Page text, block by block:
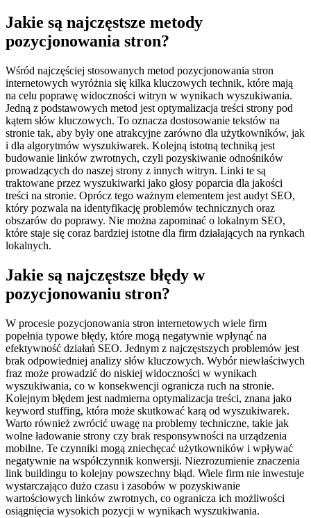
Jakie są najczęstsze metody
pozycjonowania stron?
Wśród najczęściej stosowanych metod pozycjonowania stron
internetowych wyróżnia się kilka kluczowych technik, które mają
na celu poprawę widoczności witryn w wynikach wyszukiwania.
Jedną z podstawowych metod jest optymalizacja treści strony pod
kątem słów kluczowych. To oznacza dostosowanie tekstów na
stronie tak, aby były one atrakcyjne zarówno dla użytkowników, jak
i dla algorytmów wyszukiwarek. Kolejną istotną techniką jest
budowanie linków zwrotnych, czyli pozyskiwanie odnośników
prowadzących do naszej strony z innych witryn. Linki te są
traktowane przez wyszukiwarki jako głosy poparcia dla jakości
treści na stronie. Oprócz tego ważnym elementem jest audyt SEO,
który pozwala na identyfikację problemów technicznych oraz
obszarów do poprawy. Nie można zapominać o lokalnym SEO,
które staje się coraz bardziej istotne dla firm działających na rynkach
lokalnych.
Jakie są najczęstsze błędy w
pozycjonowaniu stron?
W procesie pozycjonowania stron internetowych wiele firm
popełnia typowe błędy, które mogą negatywnie wpłynąć na
efektywność działań SEO. Jednym z najczęstszych problemów jest
brak odpowiedniej analizy słów kluczowych. Wybór niewłaściwych
fraz może prowadzić do niskiej widoczności w wynikach
wyszukiwania, co w konsekwencji ogranicza ruch na stronie.
Kolejnym błędem jest nadmierna optymalizacja treści, znana jako
keyword stuffing, która może skutkować karą od wyszukiwarek.
Warto również zwrócić uwagę na problemy techniczne, takie jak
wolne ładowanie strony czy brak responsywności na urządzenia
mobilne. Te czynniki mogą zniechęcać użytkowników i wpływać
negatywnie na współczynnik konwersji. Niezrozumienie znaczenia
link buildingu to kolejny powszechny błąd. Wiele firm nie inwestuje
wystarczająco dużo czasu i zasobów w pozyskiwanie
wartościowych linków zwrotnych, co ogranicza ich możliwości
osiągnięcia wysokich pozycji w wynikach wyszukiwania.